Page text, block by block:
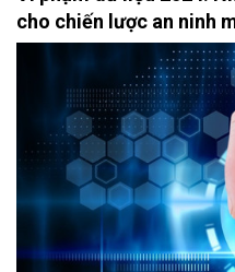
cho chiến lược an ninh